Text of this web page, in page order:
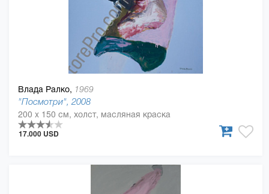
Влада Ралко, 1969
"Посмотри", 2008
200 x 150 см, холст, масляная краска
17.000 USD